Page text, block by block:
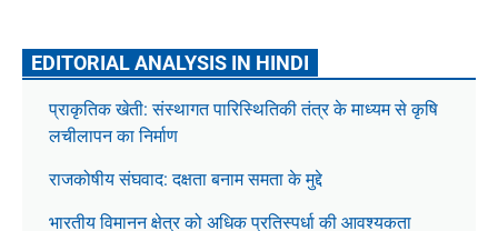
EDITORIAL ANALYSIS IN HINDI
प्राकृतिक खेती: संस्थागत पारिस्थितिकी तंत्र के माध्यम से कृषि
लचीलापन का निर्माण
राजकोषीय संघवाद: दक्षता बनाम समता के मुद्दे
भारतीय विमानन क्षेत्र को अधिक प्रतिस्पर्धा की आवश्यकता